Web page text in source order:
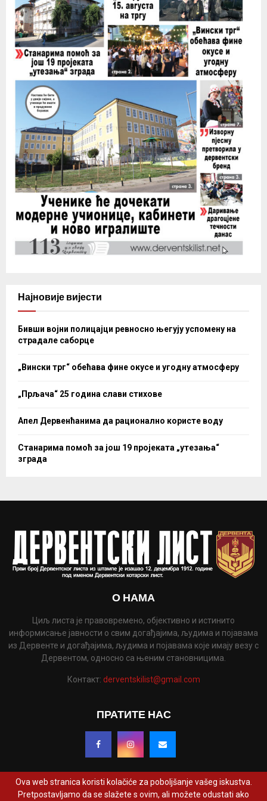
Најновије вијести
Бивши војни полицајци ревносно његују успомену на
страдале саборце
„Вински трг“ обећава фине окусе и угодну атмосферу
„Прљача“ 25 година слави стихове
Апел Дервенћанима да рационално користе воду
Станарима помоћ за још 19 пројеката „утезања“
зграда
О НАМА
Циљ листа је правовремено, објективно и истинито
информисање јавности о свим догађајима, људима и појавама
из Дервенте и догађајима, људима и појавама које имају везу с
Дервентом, односно са њеним становницима.
Контакт: derventskilist@gmail.com
ПРАТИТЕ НАС
@2022 - www.derventskilist.net. Сва права задржана. Дизајнирао и развио
Ova web stranica koristi kolačiće za poboljšanje vašeg iskustva.
Pretpostavljamo da se slažete s ovim, ali možete odustati ako